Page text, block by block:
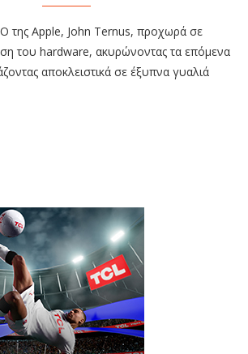
της Apple, John Ternus, προχωρά σε
του hardware, ακυρώνοντας τα επόμενα
αποκλειστικά σε έξυπνα γυαλιά